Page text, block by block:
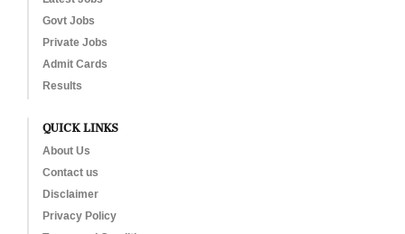
Govt Jobs
Private Jobs
Admit Cards
Results
QUICK LINKS
About Us
Contact us
Disclaimer
Privacy Policy